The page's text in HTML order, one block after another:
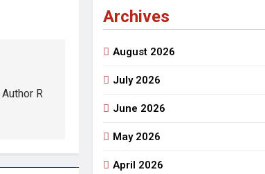
प्रदर्शित/विमोचन हेतु संपर्क करें
3 Years Ago
का जन्म महोत्सव का भव्य आयोजन
Author R
Archives
August 2026
July 2026
June 2026
May 2026
April 2026